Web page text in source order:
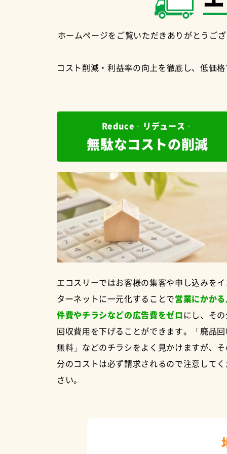
ホームページをご覧いただきありがとうご
コスト削減・利益率の向上を徹底し、低価
Reduce‐リデュース‐
無駄なコストの削減
エコスリーではお客様の集客や申し込みを
ターネットに一元化することで営業にかか
件費やチラシなどの広告費をゼロにし、そ
回収費用を下げることができます。「廃品
無料」などのチラシをよく見かけますが、
分のコストは必ず請求されるので注意して
さい。